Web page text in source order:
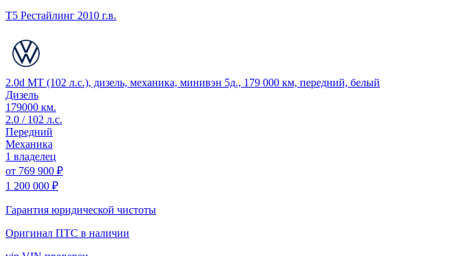
T5 Рестайлинг 2010 г.в.
2.0d MT (102 л.с.), дизель, механика, минивэн 5д., 179 000 км, передний, белый
Дизель
179000 км.
2.0 / 102 л.с.
Передний
Механика
1 владелец
от 769 900 ₽
1 200 000 ₽
Гарантия юридической чистоты
Оригинал ПТС в наличии